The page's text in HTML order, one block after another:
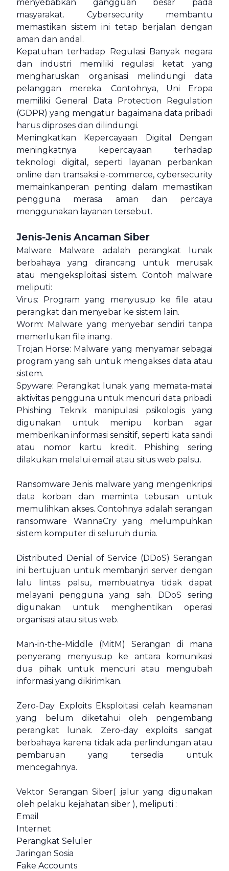
menyebabkan gangguan besar pada
masyarakat. Cybersecurity membantu
memastikan sistem ini tetap berjalan dengan
aman dan andal.
Kepatuhan terhadap Regulasi Banyak negara
dan industri memiliki regulasi ketat yang
mengharuskan organisasi melindungi data
pelanggan mereka. Contohnya, Uni Eropa
memiliki General Data Protection Regulation
(GDPR) yang mengatur bagaimana data pribadi
harus diproses dan dilindungi.
Meningkatkan Kepercayaan Digital Dengan
meningkatnya kepercayaan terhadap
teknologi digital, seperti layanan perbankan
online dan transaksi e-commerce, cybersecurity
memainkanperan penting dalam memastikan
pengguna merasa aman dan percaya
menggunakan layanan tersebut.
Jenis-Jenis Ancaman Siber
Malware Malware adalah perangkat lunak
berbahaya yang dirancang untuk merusak
atau mengeksploitasi sistem. Contoh malware
meliputi:
Virus: Program yang menyusup ke file atau
perangkat dan menyebar ke sistem lain.
Worm: Malware yang menyebar sendiri tanpa
memerlukan file inang.
Trojan Horse: Malware yang menyamar sebagai
program yang sah untuk mengakses data atau
sistem.
Spyware: Perangkat lunak yang memata-matai
aktivitas pengguna untuk mencuri data pribadi.
Phishing Teknik manipulasi psikologis yang
digunakan untuk menipu korban agar
memberikan informasi sensitif, seperti kata sandi
atau nomor kartu kredit. Phishing sering
dilakukan melalui email atau situs web palsu.
Ransomware Jenis malware yang mengenkripsi
data korban dan meminta tebusan untuk
memulihkan akses. Contohnya adalah serangan
ransomware WannaCry yang melumpuhkan
sistem komputer di seluruh dunia.
Distributed Denial of Service (DDoS) Serangan
ini bertujuan untuk membanjiri server dengan
lalu lintas palsu, membuatnya tidak dapat
melayani pengguna yang sah. DDoS sering
digunakan untuk menghentikan operasi
organisasi atau situs web.
Man-in-the-Middle (MitM) Serangan di mana
penyerang menyusup ke antara komunikasi
dua pihak untuk mencuri atau mengubah
informasi yang dikirimkan.
Zero-Day Exploits Eksploitasi celah keamanan
yang belum diketahui oleh pengembang
perangkat lunak. Zero-day exploits sangat
berbahaya karena tidak ada perlindungan atau
pembaruan yang tersedia untuk
mencegahnya.
Vektor Serangan Siber( jalur yang digunakan
oleh pelaku kejahatan siber ), meliputi :
Email
Internet
Perangkat Seluler
Jaringan Sosia
Fake Accounts